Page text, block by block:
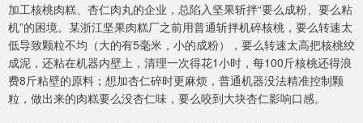
加工核桃肉糕、杏仁肉丸的企业，总陷入坚果斩拌“要么成粉、要么粘
机”的困境。某浙江坚果肉糕厂之前用普通斩拌机碎核桃，要么转速太
低导致颗粒不均（大的有5毫米，小的成粉），要么转速太高把核桃绞
成泥，还粘在机器内壁上，清理一次得花1小时，每100斤核桃还得浪
费8斤粘壁的原料；想加杏仁碎时更麻烦，普通机器没法精准控制颗
粒，做出来的肉糕要么没杏仁味，要么咬到大块杏仁影响口感。